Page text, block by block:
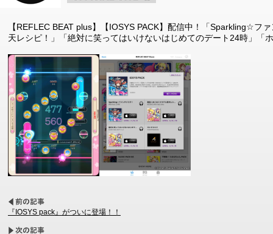
【REFLEC BEAT plus】【IOSYS PACK】配信中！「Sparkling☆フ
天レシピ！」「絶対に笑ってはいけないはじめてのデート24時」「
『IOSYS pack』がついに登場！！